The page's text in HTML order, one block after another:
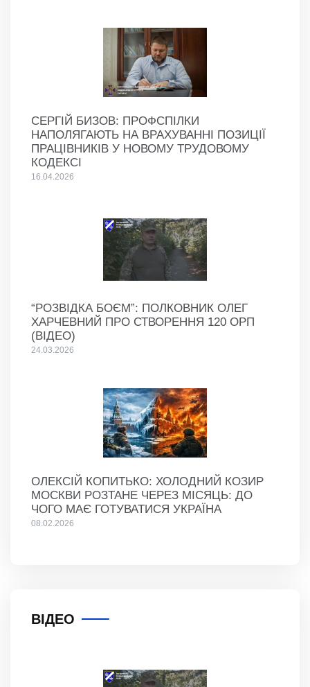
СЕРГІЙ БИЗОВ: ПРОФСПІЛКИ
НАПОЛЯГАЮТЬ НА ВРАХУВАННІ ПОЗИЦІЇ
ПРАЦІВНИКІВ У НОВОМУ ТРУДОВОМУ
КОДЕКСІ
16.04.2026
“РОЗВІДКА БОЄМ”: ПОЛКОВНИК ОЛЕГ
ХАРЧЕВНИЙ ПРО СТВОРЕННЯ 120 ОРП
(ВІДЕО)
24.03.2026
ОЛЕКСІЙ КОПИТЬКО: ХОЛОДНИЙ КОЗИР
МОСКВИ РОЗТАНЕ ЧЕРЕЗ МІСЯЦЬ: ДО
ЧОГО МАЄ ГОТУВАТИСЯ УКРАЇНА
08.02.2026
ВІДЕО